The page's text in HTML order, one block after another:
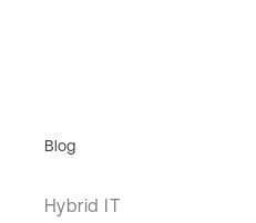
Blog
Hybrid IT